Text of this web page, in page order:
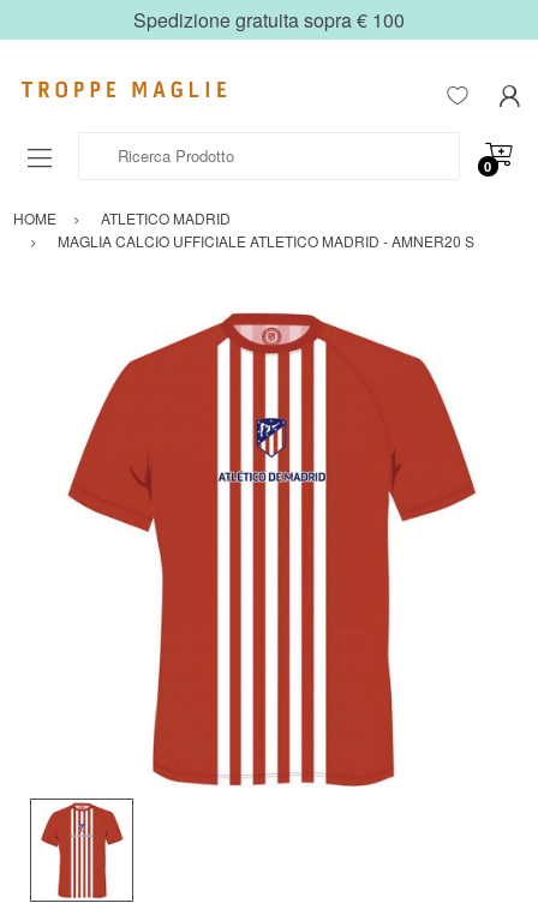
Spedizione gratuita sopra € 100
0
HOME
ATLETICO MADRID
MAGLIA CALCIO UFFICIALE ATLETICO MADRID - AMNER20 S